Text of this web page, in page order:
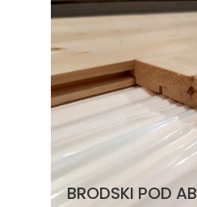
BRODSKI POD AB